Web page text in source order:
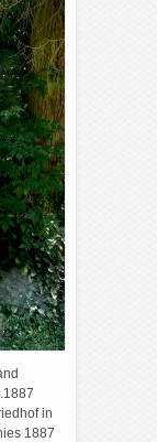
in
1887